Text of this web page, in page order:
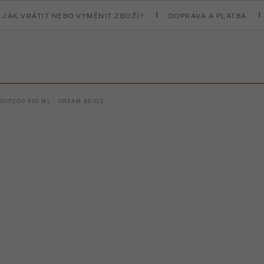
JAK VRÁTIT NEBO VYMĚNIT ZBOŽÍ? DOPRAVA A PLATBA
500 ML - CREAM BEIGE